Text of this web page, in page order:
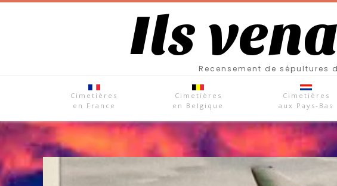
Ils
Recensement de
Cimetières
en France
Cimetières
en Belgique
Cimetières
aux Pays-Bas